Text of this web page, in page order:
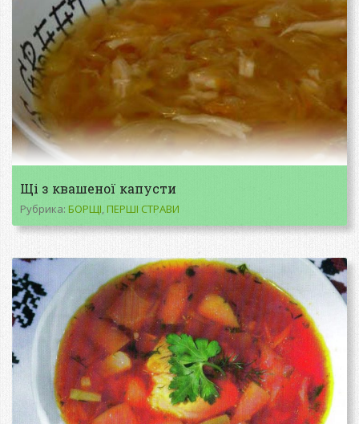
Щі з квашеної капусти
Рубрика: БОРЩІ,ПЕРШІ СТРАВИ